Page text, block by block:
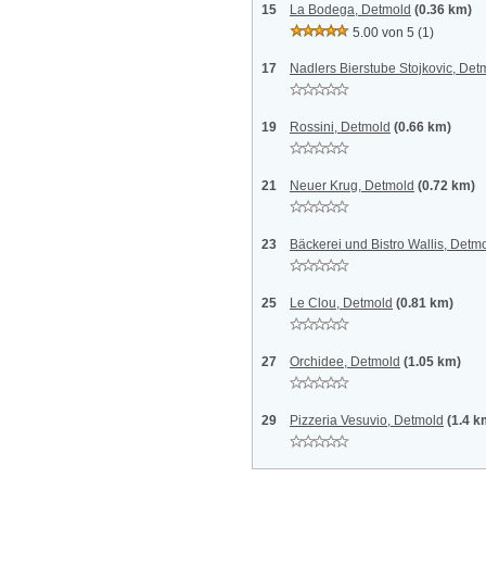
15 La Bodega, Detmold (0.36 km)
5.00 von 5 (1)
17 Nadlers Bierstube Stojkovic,
19 Rossini, Detmold (0.66 km)
21 Neuer Krug, Detmold (0.72 km)
23 Bäckerei und Bistro Wallis,
25 Le Clou, Detmold (0.81 km)
27 Orchidee, Detmold (1.05 km)
29 Pizzeria Vesuvio, Detmold (1.4